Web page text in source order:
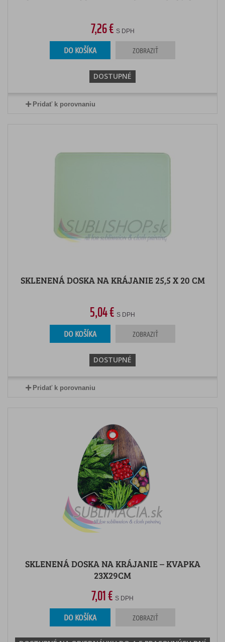
7,26 € S DPH
DO KOŠÍKA ZOBRAZIŤ
DOSTUPNÉ
Pridať k porovnaniu
SKLENENÁ DOSKA NA KRÁJANIE 25,5 X 20 CM
5,04 € S DPH
DO KOŠÍKA ZOBRAZIŤ
DOSTUPNÉ
Pridať k porovnaniu
SKLENENÁ DOSKA NA KRÁJANIE – KVAPKA
23X29CM
7,01 € S DPH
DO KOŠÍKA ZOBRAZIŤ